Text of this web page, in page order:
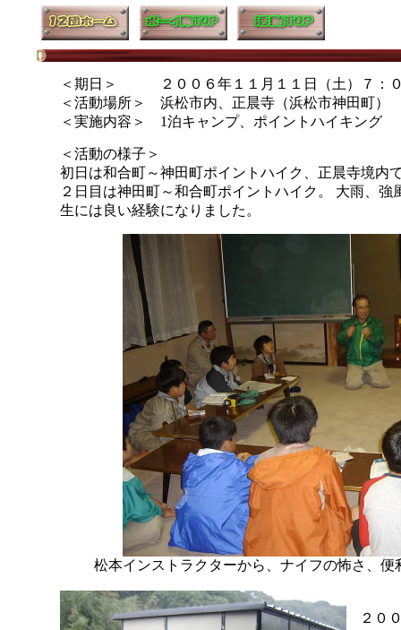
＜期日＞ ２００６年１１月１１日（土）７：０
＜活動場所＞ 浜松市内、正晨寺（浜松市神田町）
＜実施内容＞ 1泊キャンプ、ポイントハイキング
＜活動の様子＞
初日は和合町～神田町ポイントハイク、正晨寺境内
２日目は神田町～和合町ポイントハイク。 大雨、
生には良い経験になりました。
松本インストラクターから、ナイフの怖さ、
２０